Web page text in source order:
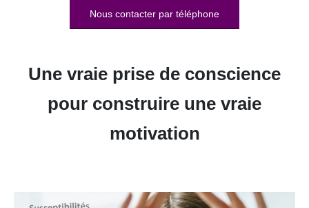
Nous contacter par téléphone
Une vraie prise de conscience
pour construire une vraie
motivation